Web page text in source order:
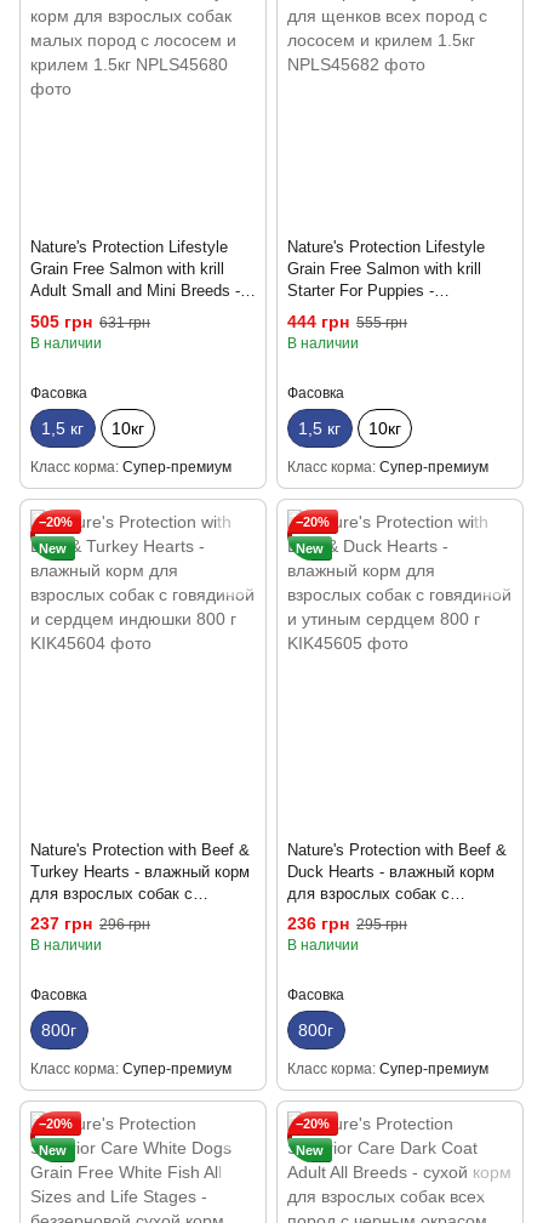
Nature's Protection Lifestyle
Grain Free Salmon with krill
Adult Small and Mini Breeds -
беззерновой сухой корм для
взрослых собак малых пород
505 грн 631 грн
В наличии
Фасовка
1,5 кг 10кг
Класс корма Супер-премиум
Nature's Protection Lifestyle
Grain Free Salmon with krill
Starter For Puppies -
беззерновой сухой корм для
щенков всех пород с лососем
444 грн 555 грн
В наличии
Фасовка
1,5 кг 10кг
Класс корма Супер-премиум
−20%
New
Nature's Protection with Beef &
Turkey Hearts - влажный корм
для взрослых собак с
говядиной и сердцем
индюшки 800 г
237 грн 296 грн
В наличии
Фасовка
800г
Класс корма Супер-премиум
−20%
New
Nature's Protection with Beef &
Duck Hearts - влажный корм
для взрослых собак с
говядиной и утиным сердцем
800 г
236 грн 295 грн
В наличии
Фасовка
800г
Класс корма Супер-премиум
−20%
New
−20%
New